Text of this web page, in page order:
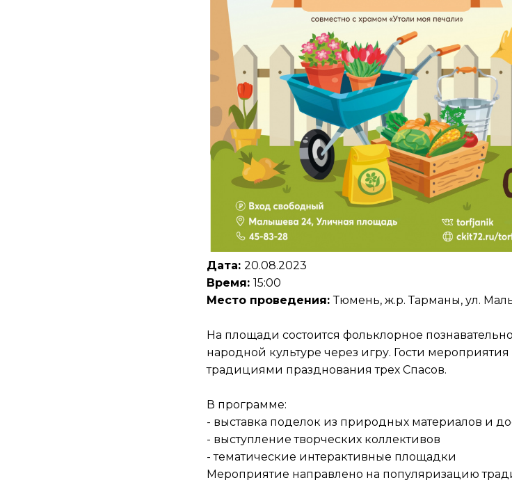
Дата: 20.08.2023
Время: 15:00
Место проведения:Тюмень, ж.р. Тарманы, ул.
На площади состоится фольклорное
народной культуре через игру. Гости
традициями празднования трех Спасов.
В программе:
- выставка поделок из природных материалов и
- выступление творческих коллективов
- тематические интерактивные площадки
Мероприятие направлено на популяризацию